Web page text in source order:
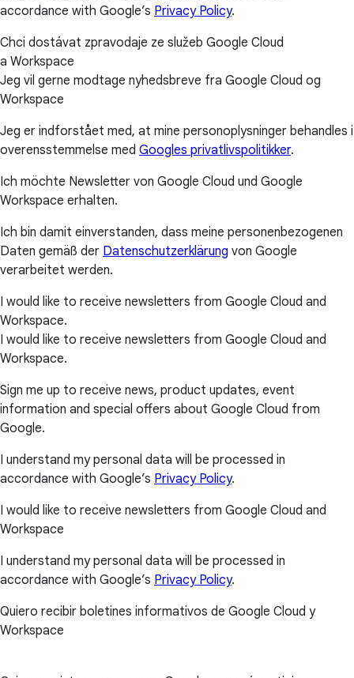
accordance with Google’s Privacy Policy.
Chci dostávat zpravodaje ze služeb Google Cloud
a Workspace
Jeg vil gerne modtage nyhedsbreve fra Google Cloud og
Workspace
Jeg er indforstået med, at mine personoplysninger behandles i
overensstemmelse med Googles privatlivspolitikker.
Ich möchte Newsletter von Google Cloud und Google
Workspace erhalten.
Ich bin damit einverstanden, dass meine personenbezogenen
Daten gemäß der Datenschutzerklärung von Google
verarbeitet werden.
I would like to receive newsletters from Google Cloud and
Workspace.
I would like to receive newsletters from Google Cloud and
Workspace.
Sign me up to receive news, product updates, event
information and special offers about Google Cloud from
Google.
I understand my personal data will be processed in
accordance with Google’s Privacy Policy.
I would like to receive newsletters from Google Cloud and
Workspace
I understand my personal data will be processed in
accordance with Google’s Privacy Policy.
Quiero recibir boletines informativos de Google Cloud y
Workspace